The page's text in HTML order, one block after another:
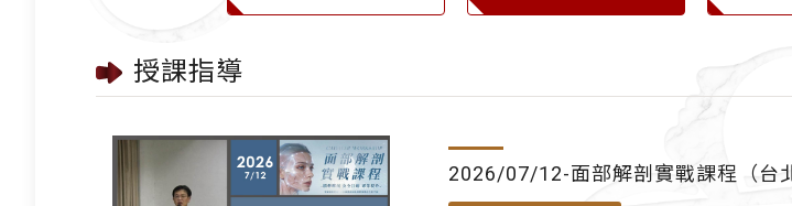
授課指導
2026/07/12-面部解剖實戰課程（台